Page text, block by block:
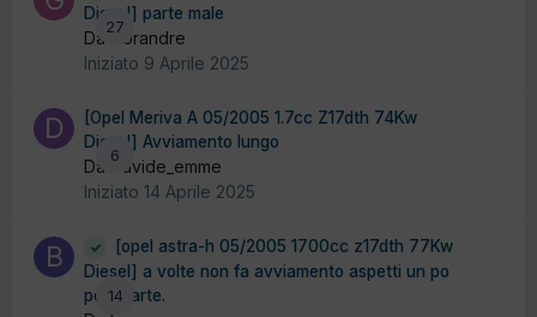
27
Diesel] parte male
Da Gorandre
Iniziato 9 Aprile 2025
6
[Opel Meriva A 05/2005 1.7cc Z17dth 74Kw
Diesel] Avviamento lungo
Da Davide_emme
Iniziato 14 Aprile 2025
14
[opel astra-h 05/2005 1700cc z17dth 77Kw
Diesel] a volte non fa avviamento aspetti un po
poi riparte.